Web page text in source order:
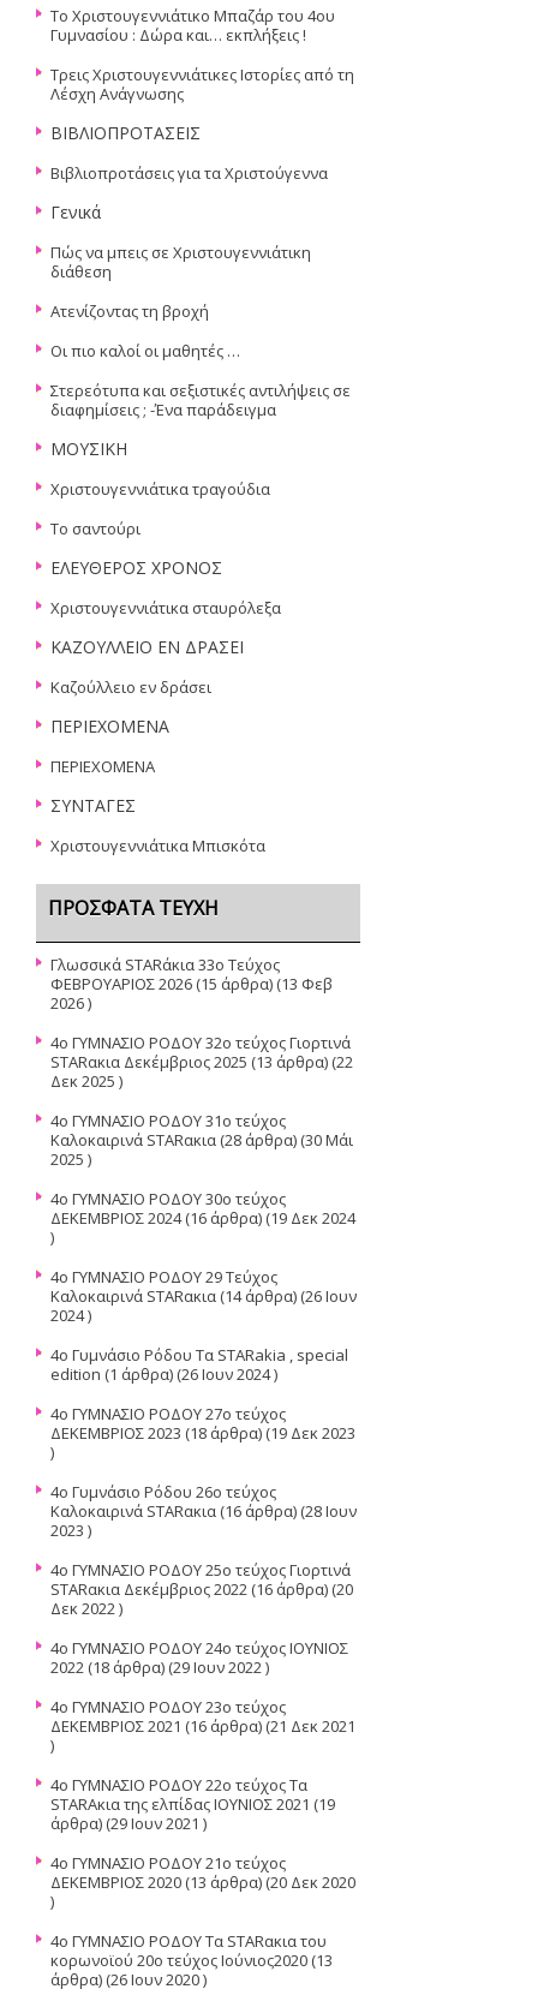
To Χριστουγεννιάτικο Μπαζάρ του 4ου
Γυμνασίου : Δώρα και… εκπλήξεις !
Τρεις Χριστουγεννιάτικες Ιστορίες από τη
Λέσχη Ανάγνωσης
ΒΙΒΛΙΟΠΡΟΤΑΣΕΙΣ
Βιβλιοπροτάσεις για τα Χριστούγεννα
Γενικά
Πώς να μπεις σε Χριστουγεννιάτικη
διάθεση
Ατενίζοντας τη βροχή
Οι πιο καλοί οι μαθητές …
Στερεότυπα και σεξιστικές αντιλήψεις σε
διαφημίσεις ; -Ένα παράδειγμα
ΜΟΥΣΙΚΗ
Χριστουγεννιάτικα τραγούδια
Το σαντούρι
ΕΛΕΥΘΕΡΟΣ ΧΡΟΝΟΣ
Χριστουγεννιάτικα σταυρόλεξα
ΚΑΖΟΥΛΛΕΙΟ ΕΝ ΔΡΑΣΕΙ
Καζούλλειο εν δράσει
ΠΕΡΙΕΧΟΜΕΝΑ
ΠΕΡΙΕΧΟΜΕΝΑ
ΣΥΝΤΑΓΕΣ
Χριστουγεννιάτικα Μπισκότα
ΠΡΌΣΦΑΤΑ ΤΕΎΧΗ
Γλωσσικά STARάκια 33o Τεύχος
ΦΕΒΡΟΥΑΡΙΟΣ 2026 (15 άρθρα) (13 Φεβ
2026 )
4ο ΓΥΜΝΑΣΙΟ ΡΟΔΟΥ 32ο τεύχος Γιορτινά
STARακια Δεκέμβριος 2025 (13 άρθρα) (22
Δεκ 2025 )
4ο ΓΥΜΝΑΣΙΟ ΡΟΔΟΥ 31ο τεύχος
Καλοκαιρινά STARακια (28 άρθρα) (30 Μάι
2025 )
4o ΓΥΜΝΑΣΙΟ ΡΟΔΟΥ 30ο τεύχος
ΔΕΚΕΜΒΡΙΟΣ 2024(16 άρθρα) (19 Δεκ 2024
)
4o ΓΥΜΝΑΣΙΟ ΡΟΔΟΥ 29 Τεύχος
Καλοκαιρινά STARακια (14 άρθρα) (26 Ιουν
2024 )
4ο Γυμνάσιο Ρόδου Τα STARakia , special
edition (1 άρθρα) (26 Ιουν 2024 )
4o ΓΥΜΝΑΣΙΟ ΡΟΔΟΥ 27ο τεύχος
ΔΕΚΕΜΒΡΙΟΣ 2023 (18 άρθρα) (19 Δεκ 2023
)
4o Γυμνάσιο Ρόδου 26ο τεύχος
Καλοκαιρινά STARακια (16 άρθρα) (28 Ιουν
2023 )
4o ΓΥΜΝΑΣΙΟ ΡΟΔΟΥ 25o τεύχος Γιορτινά
STARακια Δεκέμβριος 2022 (16 άρθρα) (20
Δεκ 2022 )
4o ΓΥΜΝΑΣΙΟ ΡΟΔΟΥ 24ο τεύχος ΙΟΥΝΙΟΣ
2022 (18 άρθρα) (29 Ιουν 2022 )
4o ΓΥΜΝΑΣΙΟ ΡΟΔΟΥ 23ο τεύχος
ΔΕΚΕΜΒΡΙΟΣ 2021 (16 άρθρα) (21 Δεκ 2021
)
4ο ΓΥΜΝΑΣΙΟ ΡΟΔΟΥ 22ο τεύχος Τα
STARAκια της ελπίδας ΙΟΥΝΙΟΣ 2021 (19
άρθρα) (29 Ιουν 2021 )
4ο ΓΥΜΝΑΣΙΟ ΡΟΔΟΥ 21ο τεύχος
ΔΕΚΕΜΒΡΙΟΣ 2020 (13 άρθρα) (20 Δεκ 2020
)
4ο ΓΥΜΝΑΣΙΟ ΡΟΔΟΥ Τα STARακια του
κορωνοϊού 20ο τεύχος Ιούνιος2020 (13
άρθρα) (26 Ιουν 2020 )